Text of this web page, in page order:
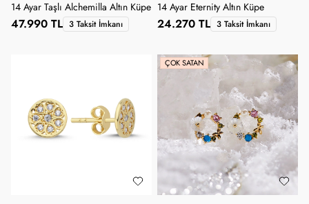
14 Ayar Taşlı Alchemilla Altın Küpe
47.990 TL 3 Taksit İmkanı
14 Ayar Eternity Altın Küpe
24.270 TL 3 Taksit İmkanı
ÇOK SATAN